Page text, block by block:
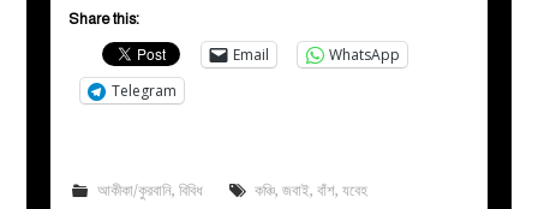
Share this:
Email
WhatsApp
Telegram
আকীকা/কুরবানি, বিবিধ কঞ্চি, জবাই, বাঁশ, যবেহ